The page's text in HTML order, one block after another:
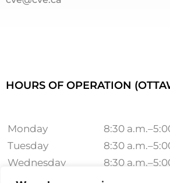
HOURS OF OPERATION
Monday
8:30
Tuesday
8:30
Wednesday
8:30
Thursday